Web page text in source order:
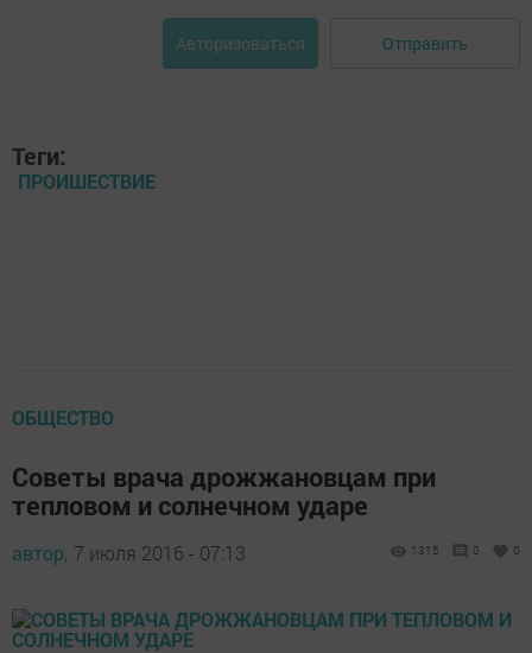
Авторизоваться Отправить
Теги:
ПРОИШЕСТВИЕ
ОБЩЕСТВО
Советы врача дрожжановцам при
тепловом и солнечном ударе
автор, 7 июля 2016 - 07:13 1315 0 0